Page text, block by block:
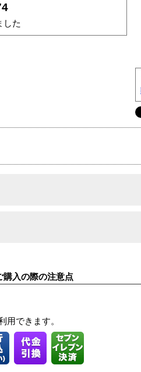
した
購入の際の注意点
用できます。